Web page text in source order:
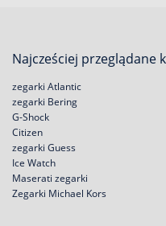
Najcześciej przeglądane
zegarki Atlantic
zegarki Bering
G-Shock
Citizen
zegarki Guess
Ice Watch
Maserati zegarki
Zegarki Michael Kors